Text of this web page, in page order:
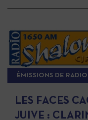
ÉMISSIONS DE RADIO
LES FACES
JUIVE :